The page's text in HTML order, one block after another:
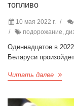
топливо
10 мая 2022 г.
подорожание,
Одиннадцатое в
Беларуси
Читать далее